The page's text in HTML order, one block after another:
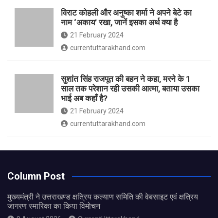
विराट कोहली और अनुष्का शर्मा ने अपने बेटे का
नाम ‘अकाय’ रखा, जानें इसका अर्थ क्‍या है
21 February 2024
currentuttarakhand.com
सुशांत सिंह राजपूत की बहन ने कहा, मरने के 1
साल तक परेशान रही उसकी आत्मा, बताया उसका
भाई अब कहाँ है?
21 February 2024
currentuttarakhand.com
Column Post
मुख्यमंत्री ने उत्तराखण्ड क्षत्रिय कल्याण समिति की वेबसाइट एवं क्षत्रिय
जागरण स्मारिका का किया विमोचन